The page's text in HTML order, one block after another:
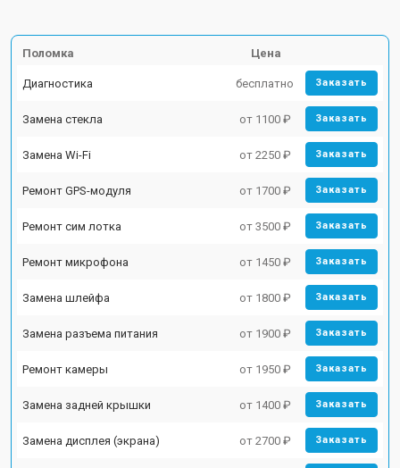
Поломка Цена
Диагностика бесплатно Заказать
Замена стекла от 1100 ₽ Заказать
Замена Wi-Fi от 2250 ₽ Заказать
Ремонт GPS-модуля от 1700 ₽ Заказать
Ремонт сим лотка от 3500 ₽ Заказать
Ремонт микрофона от 1450 ₽ Заказать
Замена шлейфа от 1800 ₽ Заказать
Замена разъема питания от 1900 ₽ Заказать
Ремонт камеры от 1950 ₽ Заказать
Замена задней крышки от 1400 ₽ Заказать
Замена дисплея (экрана) от 2700 ₽ Заказать